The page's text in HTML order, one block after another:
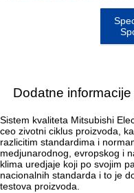
Dodatne
Sistem kvaliteta Mitsubishi
ceo zivotni ciklus proizvoda,
razlicitim standardima i
medjunarodnog, evropskog i
klima uredjaje koji po svojim
nacionalnih standarda i to je
testova proizvoda.